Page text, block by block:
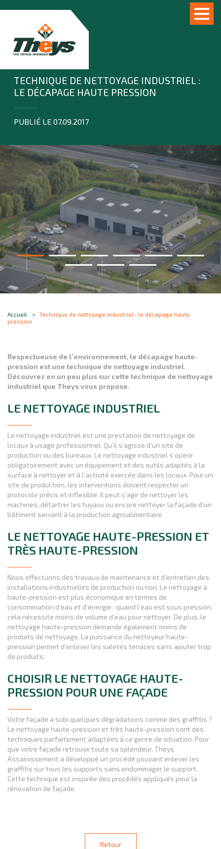
TECHNIQUE DE NETTOYAGE INDUSTRIEL :
LE DÉCAPAGE HAUTE PRESSION
PUBLIÉ LE 07.09.2017
Accueil
Technique de nettoyage industriel : le décapage haute
pression
Respectueuse de l’environnement, le décapage haute-
pression est une technique de nettoyage industriel.
Découvrez en un peu plus sur cette technique de nettoyage
industriel que Theys vous propose.
LE NETTOYAGE INDUSTRIEL
Le nettoyage industriel est une prestation de nettoyage de
locaux à usage professionnel. Qu’il s’agisse d’un site de
production ou des bureaux. Le nettoyage industriel s’opère
obligatoirement avec un équipement et des outils adaptés à la
surface à nettoyer et à l’activité exercée dans les locaux. Pour un
site de production, les interventions doivent respecter un
protocole précis et inflexible. Il peut s’agir de nettoyer les
machines, détartrer les tuyaux ou encore nettoyer la façade d’un
bâtiment servant à la production agroalimentaire.
LE NETTOYAGE HAUTE-PRESSION ET
TRÈS HAUTE-PRESSION
Nous effectuons des travaux de maintenance et d’entretien des
installations industrielles de production ou non. Le nettoyage à
haute-pression est plus économique en termes de
consommation d’eau et d’énergie : quand l’eau est sous pression,
cela nécessite moins de volume d’eau pour nettoyer. De plus, le
nettoyage haute-pression demande également moins de
produits de nettoyage. La puissance du nettoyeur haute-
pression permet d’enlever les saletés tenaces sans ajouter trop
de produits.
CHOISIR LE NETTOYAGE HAUTE-
PRESSION POUR UNE FAÇADE
Votre façade a subi quelques dégradations comme des graffitis ?
Le nettoyage haute-pression et très haute-pression sont des
techniques parfaitement adaptées à ce genre de situation. Pour
que votre façade retrouve toute sa splendeur, Theys
Assainissement a développé un procédé pouvant enlever les
graffitis sur tous les supports sans endommager le support.
Cette technique est inspirée des procédés appliqués pour la
rénovation de façade.
Retour